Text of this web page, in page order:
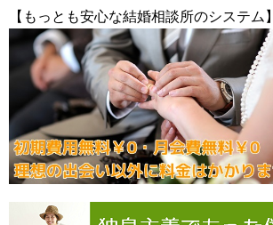
【もっとも安心な結婚相談所のシステム】